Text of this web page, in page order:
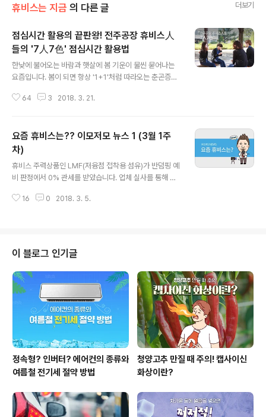
휴비스는 지금 의 다른 글 더보기
점심시간 활용의 끝판왕! 전주공장 휴비스人
들의 '7人7色' 점심시간 활용법
한낮에 불어오는 바람과 햇살에 봄 기운이 물씬 묻어나는
요즘입니다. 봄이 되면 항상 '1+1'처럼 따라오는 춘곤증~
저하 등등 춘곤증을 몰아내고 오후 근무시간을 슬기롭게
간일 뿐만 아니라 지속되는 업무를 잠시 멈추고 두뇌를 쉬
게 해줄 수 있는 유일한 시간이랍니다. 잡코리아 설문조사
에 따르면 직장인들은 보통 점심시간을 이렇게 보낸다고
해요~ 얼마전 본사에서는 점심시간을 활용하여 런치클래
정말 알차게 활용한다는 전주공장 직원들이 있다고 하여
64 3 2018. 3. 21.
요즘 휴비스는?? 이모저모 뉴스 1 (3월 1주
차)
휴비스 주력상품인 LMF(저융점 접착용 섬유)가 반덤핑 예
비 판정에서 0% 관세를 받았습니다. 업체 실사를 통해 최
LMF 글로벌 판매 1위인 휴비스에 0% 관세가 최종 확정된
회를 열고 1주당 300원의 현금 배당을 결정하였습니다. 2
017년 12월 31일이 배당기준일이며 배당금은 2018년 4
월 30일 이전에 지급될 예정입니다. 휴비스는 2012년 상
장 이후 지속적으로 고배당을 유지하고 있습니다. 2012년
부터 6년간 평균 배당수익율은 3.15%로 이는 2017년 기
준 100대 ..
16 0 2018. 3. 5.
이 블로그 인기글
정속형? 인버터? 에어컨의 종류와
여름철 전기세 절약 방법
청양고추 만질 때 주의! 캡사이신
화상이란?